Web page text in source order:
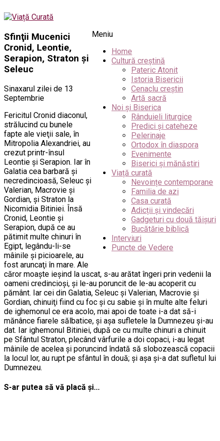
Meniu
Home
Cultură creștină
Pateric Atonit
Istoria Bisericii
Cenaclu creștin
Artă sacră
Noi și Biserica
Rânduieli liturgice
Predici și cateheze
Pelerinaje
Ortodox în diaspora
Evenimente
Biserici și mănăstiri
Viață curată
Nevoințe contemporane
Familia de azi
Casa curată
Adicții și vindecări
Gadgeturi cu două tăișuri
Bucătărie biblică
Interviuri
Puncte de Vedere
Sfinţii Mucenici
Cronid, Leontie,
Serapion, Straton şi
Seleuc
Sinaxarul zilei de 13
Septembrie
Fericitul Cronid diaconul,
strălucind cu bunele
fapte ale vieţii sale, în
Mitropolia Alexandriei, au
crezut printr-însul
Leontie şi Serapion. Iar în
Galatia cea barbară şi
necredincioasă, Seleuc şi
Valerian, Macrovie şi
Gordian, şi Straton la
Nicomidia Bitiniei. Însă
Cronid, Leontie şi
Serapion, după ce au
pătimit multe chinuri în
Egipt, legându-li-se
mâinile şi picioarele, au
fost aruncaţi în mare. Ale
căror moaşte ieşind la uscat, s-au arătat îngeri prin vedenii la
oameni credincioşi, şi le-au poruncit de le-au acoperit cu
pământ. Iar cei din Galatia, Seleuc şi Valerian, Macrovie şi
Gordian, chinuiţi fiind cu foc şi cu sabie şi în multe alte feluri
de ighemonul ce era acolo, mai apoi de toate i-a dat să-i
mănânce fiarele sălbatice, şi aşa sufletele la Dumnezeu şi-au
dat. Iar ighemonul Bitiniei, după ce cu multe chinuri a chinuit
pe Sfântul Straton, plecând vârfurile a doi copaci, i-au legat
mâinile de acelea şi poruncind îndată să slobozească copacii
la locul lor, au rupt pe sfântul în două; şi aşa şi-a dat sufletul lui
Dumnezeu.
S-ar putea să vă placă și...